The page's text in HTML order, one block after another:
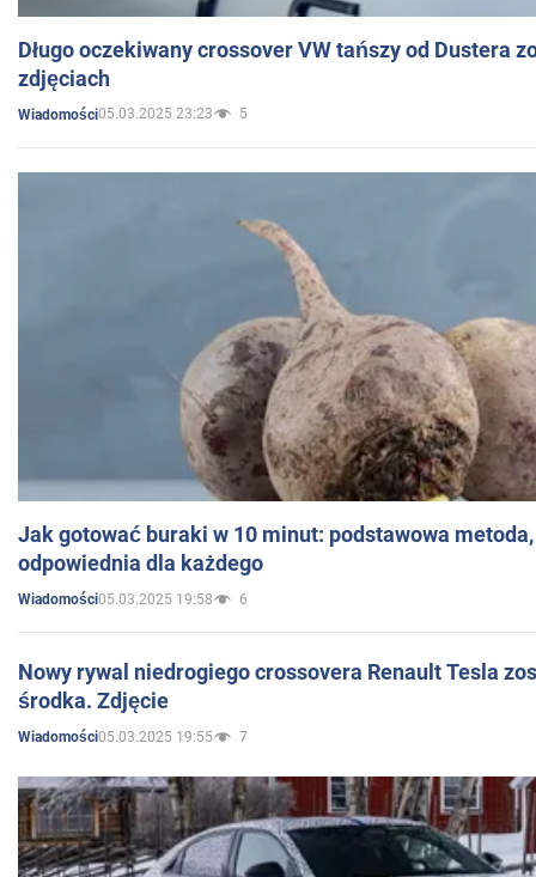
Długo oczekiwany crossover VW tańszy od Dustera
zdjęciach
Wiadomości05.03.2025 23:23 5
Jak gotować buraki w 10 minut: podstawowa
odpowiednia dla każdego
Wiadomości05.03.2025 19:58 6
Nowy rywal niedrogiego crossovera Renault Tesla
środka. Zdjęcie
Wiadomości05.03.2025 19:55 7